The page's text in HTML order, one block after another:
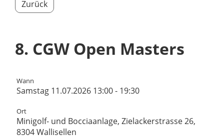
Zurück
8. CGW Open Masters
Wann
Samstag 11.07.2026 13:00 - 19:30
Ort
Minigolf- und Bocciaanlage, Zielackerstrasse 26,
8304 Wallisellen